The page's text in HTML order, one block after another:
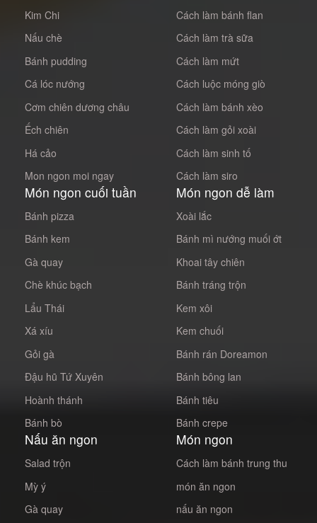
Kim Chi
Nấu chè
Bánh pudding
Cá lóc nướng
Cơm chiên dương châu
Ếch chiên
Há cảo
Mon ngon moi ngay
Cách làm bánh flan
Cách làm trà sữa
Cách làm mứt
Cách luộc móng giò
Cách làm bánh xèo
Cách làm gỏi xoài
Cách làm sinh tố
Cách làm siro
Món ngon cuối tuần
Bánh pizza
Bánh kem
Gà quay
Chè khúc bạch
Lẩu Thái
Xá xíu
Gỏi gà
Đậu hũ Tứ Xuyên
Hoành thánh
Bánh bò
Món ngon dễ làm
Xoài lắc
Bánh mì nướng muối ớt
Khoai tây chiên
Bánh tráng trộn
Kem xôi
Kem chuối
Bánh rán Doreamon
Bánh bông lan
Bánh tiêu
Bánh crepe
Nấu ăn ngon
Salad trộn
Mỳ ý
Gà quay
Món ngon
Cách làm bánh trung thu
món ăn ngon
nấu ăn ngon